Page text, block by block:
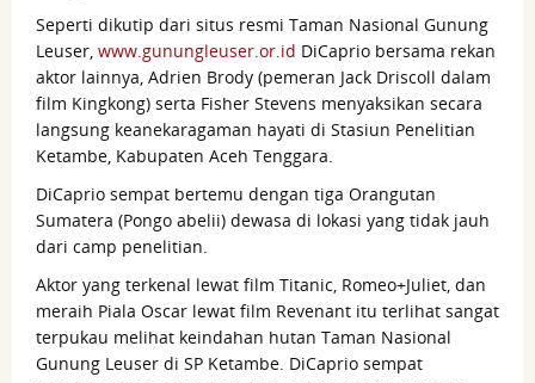
Seperti dikutip dari situs resmi Taman Nasional Gunung
Leuser, www.gunungleuser.or.id DiCaprio bersama rekan
aktor lainnya, Adrien Brody (pemeran Jack Driscoll dalam
film Kingkong) serta Fisher Stevens menyaksikan secara
langsung keanekaragaman hayati di Stasiun Penelitian
Ketambe, Kabupaten Aceh Tenggara.
DiCaprio sempat bertemu dengan tiga Orangutan
Sumatera (Pongo abelii) dewasa di lokasi yang tidak jauh
dari camp penelitian.
Aktor yang terkenal lewat film Titanic, Romeo+Juliet, dan
meraih Piala Oscar lewat film Revenant itu terlihat sangat
terpukau melihat keindahan hutan Taman Nasional
Gunung Leuser di SP Ketambe. DiCaprio sempat